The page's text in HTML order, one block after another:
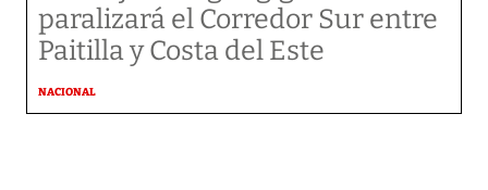
paralizará el Corredor Sur entre
Paitilla y Costa del Este
NACIONAL